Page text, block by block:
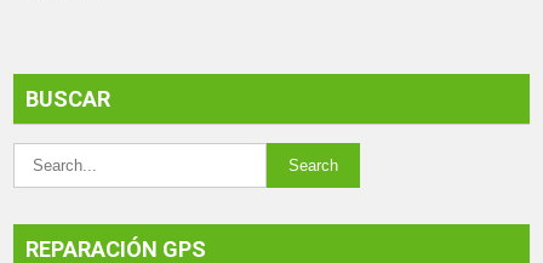
BUSCAR
REPARACIÓN GPS